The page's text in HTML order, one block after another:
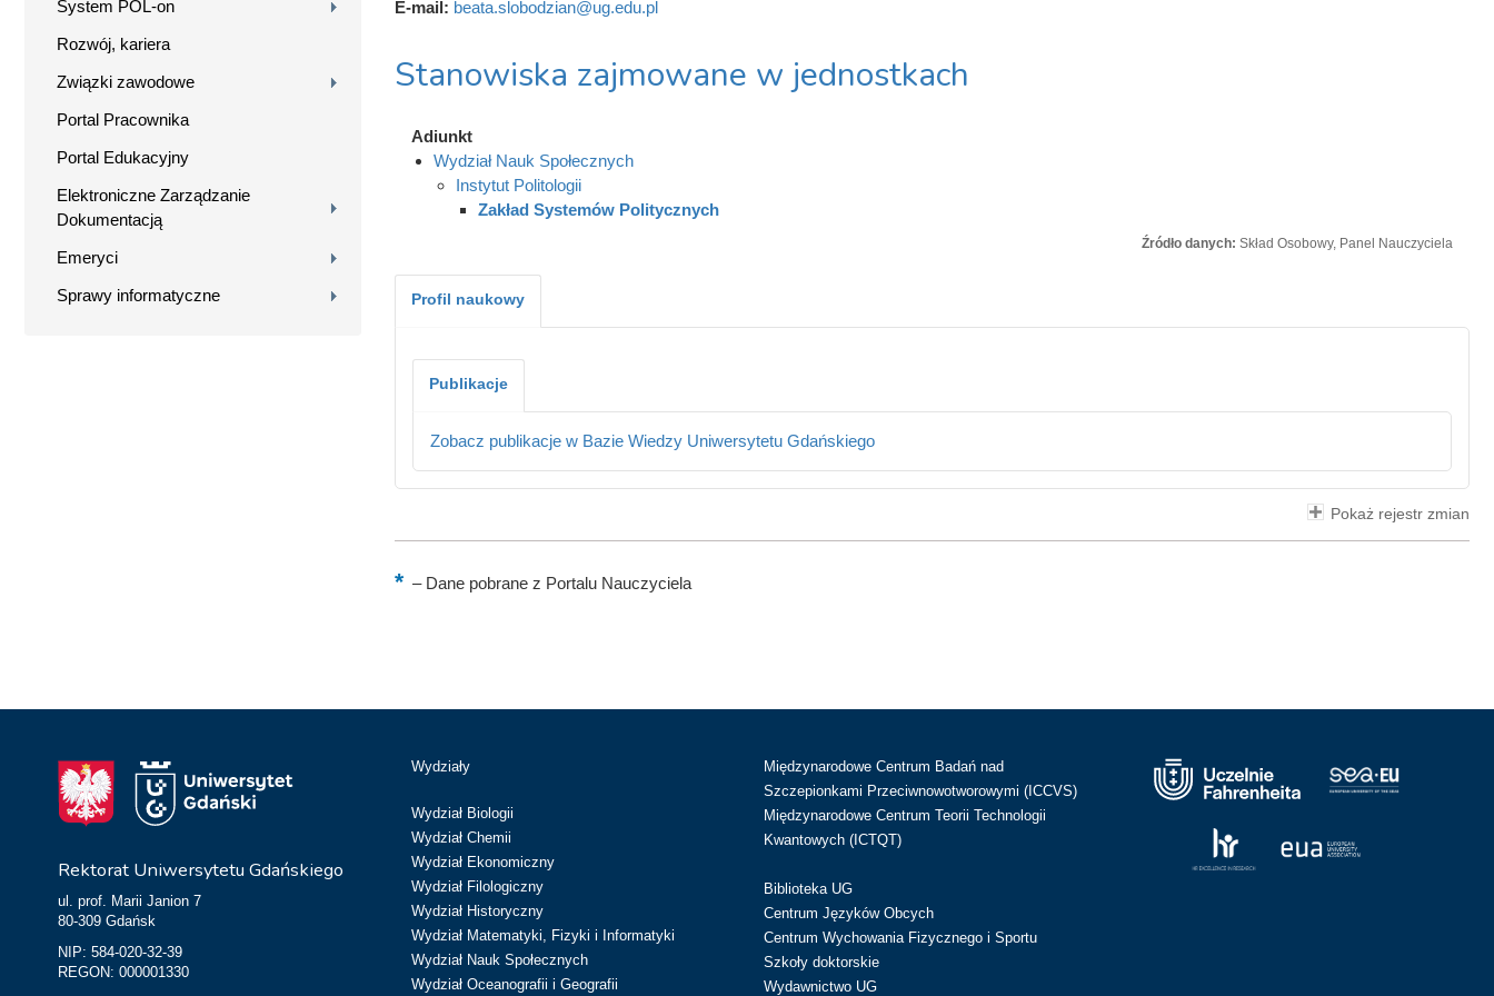
System POL-on
Rozwój, kariera
Związki zawodowe
Portal Pracownika
Portal Edukacyjny
Elektroniczne Zarządzanie
Dokumentacją
Emeryci
Sprawy informatyczne
E-mail: beata.slobodzian@ug.edu.pl
Stanowiska zajmowane w jednostkach
Adiunkt
Wydział Nauk Społecznych
Instytut Politologii
Zakład Systemów Politycznych
Źródło danych: Skład Osobowy, Panel Nauczyciela
Profil naukowy
Publikacje
Zobacz publikacje w Bazie Wiedzy Uniwersytetu Gdańskiego
Pokaż rejestr zmian
–Dane pobrane z Portalu Nauczyciela
Rektorat Uniwersytetu Gdańskiego
ul. prof. Marii Janion 7
80-309 Gdańsk
NIP: 584-020-32-39
REGON: 000001330
Wydziały
Wydział Biologii
Wydział Chemii
Wydział Ekonomiczny
Wydział Filologiczny
Wydział Historyczny
Wydział Matematyki, Fizyki i Informatyki
Wydział Nauk Społecznych
Wydział Oceanografii i Geografii
Międzynarodowe Centrum Badań nad
Szczepionkami Przeciwnowotworowymi (ICCVS)
Międzynarodowe Centrum Teorii Technologii
Kwantowych (ICTQT)
Biblioteka UG
Centrum Języków Obcych
Centrum Wychowania Fizycznego i Sportu
Szkoły doktorskie
Wydawnictwo UG